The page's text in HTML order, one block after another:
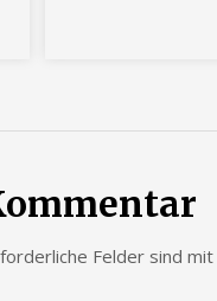
Felder sind mit